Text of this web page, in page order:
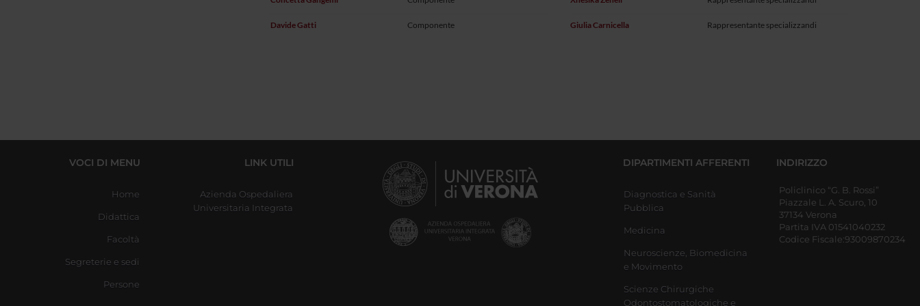
Davide Gatti Componente Giulia Carnicella Rappresentante specializzandi
VOCI DI MENU
Home
Didattica
Facoltà
Segreterie e sedi
Persone
LINK UTILI
Azienda Ospedaliera
Universitaria Integrata
DIPARTIMENTI AFFERENTI
Diagnostica e Sanità
Pubblica
Medicina
Neuroscienze, Biomedicina
e Movimento
Scienze Chirurgiche
Odontostomatologiche e
INDIRIZZO
Policlinico “G. B. Rossi”
Piazzale L. A. Scuro, 10
37134 Verona
Partita IVA 01541040232
Codice Fiscale:93009870234